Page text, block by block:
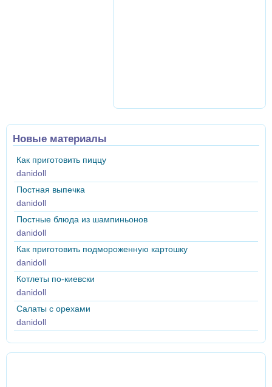
Новые материалы
Как приготовить пиццу
danidoll
Постная выпечка
danidoll
Постные блюда из шампиньонов
danidoll
Как приготовить подмороженную картошку
danidoll
Котлеты по-киевски
danidoll
Салаты с орехами
danidoll